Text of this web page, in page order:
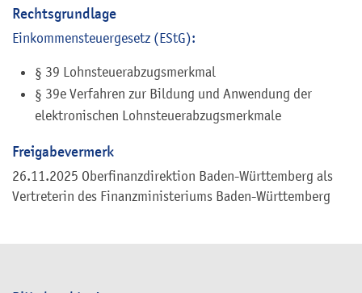
Rechtsgrundlage
Einkommensteuergesetz (EStG):
§ 39 Lohnsteuerabzugsmerkmal
§ 39e Verfahren zur Bildung und Anwendung der
elektronischen Lohnsteuerabzugsmerkmale
Freigabevermerk
26.11.2025 Oberfinanzdirektion Baden-Württemberg als
Vertreterin des Finanzministeriums Baden-Württemberg